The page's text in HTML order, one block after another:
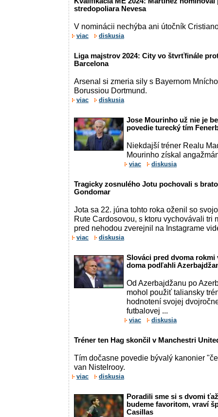
stredopoliara Nevesa
V nominácii nechýba ani útočník
viac diskusia
Liga majstrov 2024: City vo štvrťfinále
Barcelona
Arsenal si zmeria sily s Bayernom
Borussiou Dortmund.
viac diskusia
Jose Mourinho už nie je
povedie turecký tím
Niekdajší tréner Realu
Mourinho získal
viac diskusia
Tragicky zosnulého Jotu pochovali s
Gondomar
Jota sa 22. júna tohto roka oženil so
Rute Cardosovou, s ktoru vychovávali tri
pred nehodou zverejnil na Instagrame
viac diskusia
Slováci pred dvoma rokmi
doma podľahli
Od Azerbajdžanu po
mohol použiť taliansky
hodnotení svojej
futbalovej ...
viac diskusia
Tréner ten Hag skončil v Manchestri
Tím dočasne povedie bývalý kanonier
van Nistelrooy.
viac diskusia
Poradili sme si s dvomi
budeme favoritom, vraví
Casillas